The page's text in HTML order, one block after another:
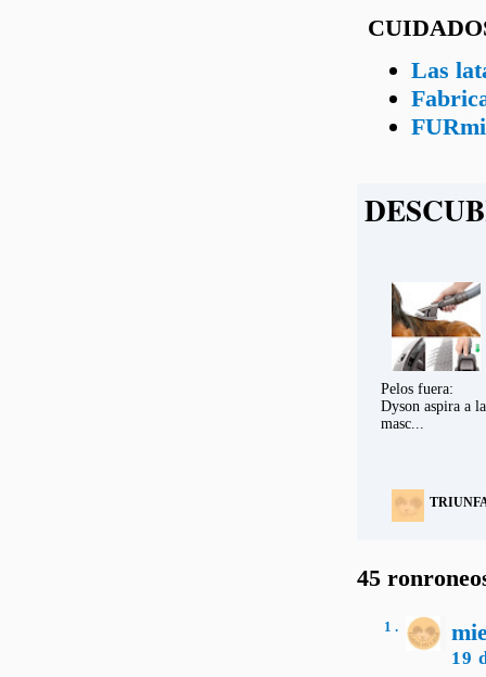
Las
Pelos fuera:
Dyson aspira a la
masc...
45
1 .
19